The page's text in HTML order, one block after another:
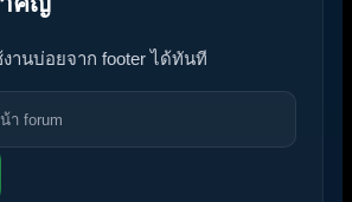
านบ่อยจาก footer ได้ทันที